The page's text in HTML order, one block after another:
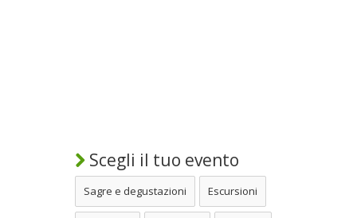
Scegli il tuo evento
Sagre e degustazioni Escursioni